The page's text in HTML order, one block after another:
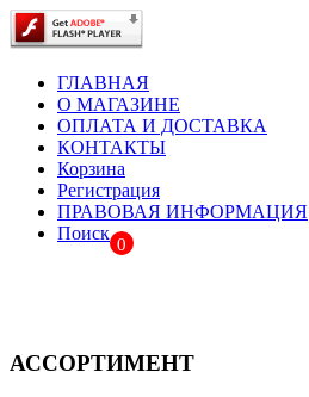
ГЛАВНАЯ
О МАГАЗИНЕ
ОПЛАТА И ДОСТАВКА
КОНТАКТЫ
Корзина
Регистрация
ПРАВОВАЯ ИНФОРМАЦИЯ
Поиск
0
АССОРТИМЕНТ